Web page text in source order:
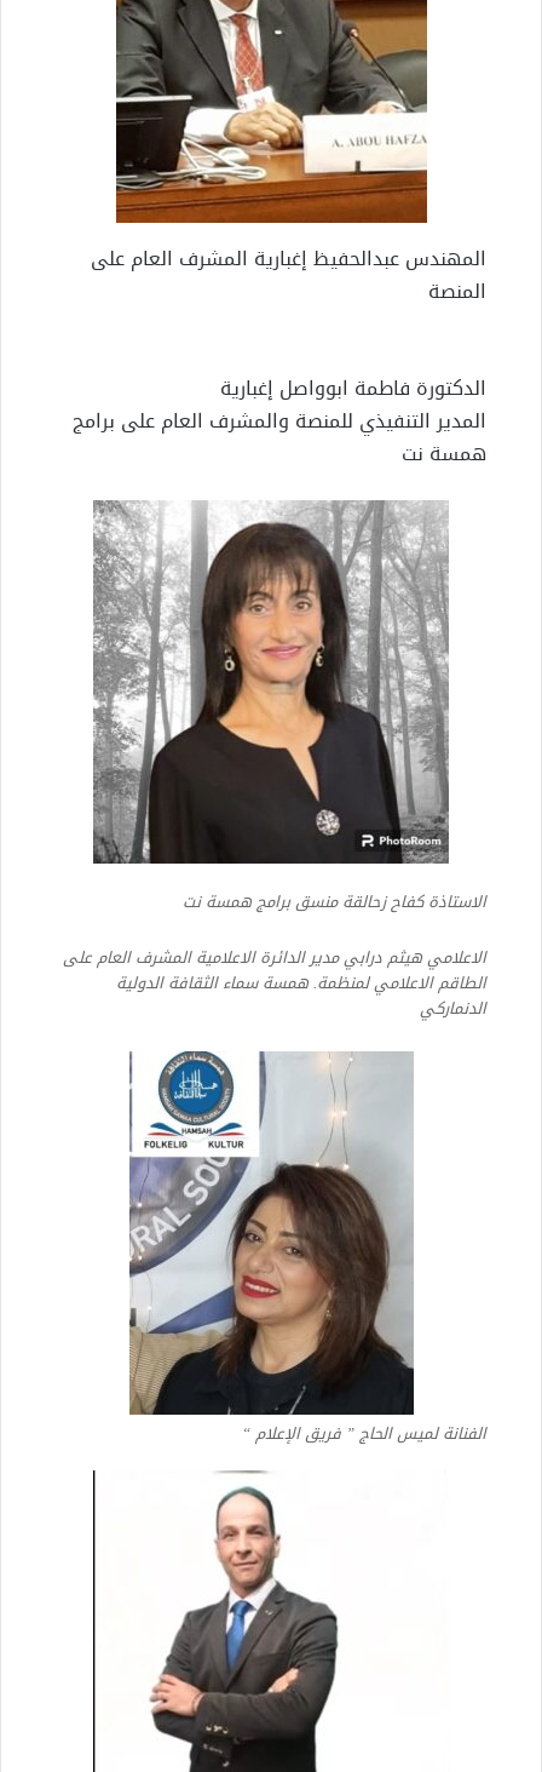
المهندس عبدالحفيظ إغبارية المشرف العام على
المنصة
الدكتورة فاطمة ابوواصل إغبارية
المدير التنفيذي للمنصة والمشرف العام على برامج
همسة نت
الاستاذة كفاح زحالقة منسق برامج همسة نت
الاعلامي هيثم درابي مدير الدائرة الاعلامية المشرف العام على
الطاقم الاعلامي لمنظمة. همسة سماء الثقافة الدولية
الدنماركي
الفنانة لميس الحاج ” فريق الإعلام “